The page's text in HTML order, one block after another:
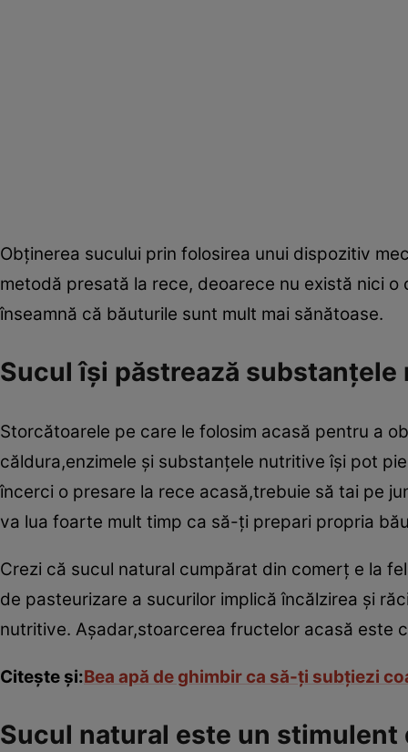
Obţinerea sucului prin folosirea unui dispozitiv
metodă presată la rece, deoarece nu există nici
înseamnă că băuturile sunt mult mai sănătoase.
Sucul îşi păstrează
Storcătoarele pe care le folosim acasă pentru a
căldura,enzimele şi substanţele nutritive îşi pot
încerci o presare la rece acasă,trebuie să tai pe
va lua foarte mult timp ca să-ţi prepari propria
Crezi că sucul natural cumpărat din comerţ e la
de pasteurizare a sucurilor implică încălzirea şi
nutritive. Aşadar,stoarcerea fructelor acasă este
Citeşte şi:Bea apă de ghimbir ca să-ţi subţiezi
Sucul natural este un stimulent